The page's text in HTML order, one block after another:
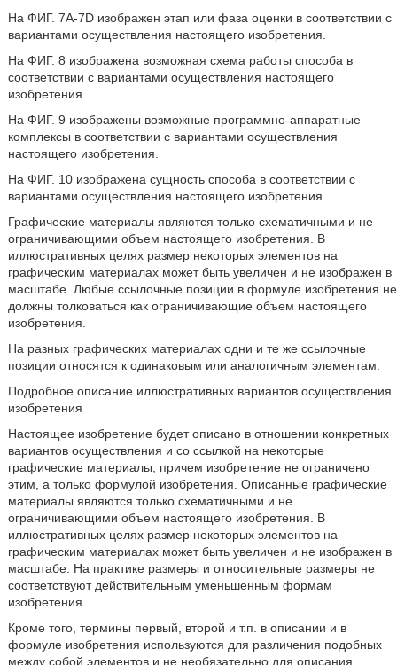
На ФИГ. 7A-7D изображен этап или фаза оценки в соответствии с
вариантами осуществления настоящего изобретения.
На ФИГ. 8 изображена возможная схема работы способа в
соответствии с вариантами осуществления настоящего
изобретения.
На ФИГ. 9 изображены возможные программно-аппаратные
комплексы в соответствии с вариантами осуществления
настоящего изобретения.
На ФИГ. 10 изображена сущность способа в соответствии с
вариантами осуществления настоящего изобретения.
Графические материалы являются только схематичными и не
ограничивающими объем настоящего изобретения. В
иллюстративных целях размер некоторых элементов на
графическим материалах может быть увеличен и не изображен в
масштабе. Любые ссылочные позиции в формуле изобретения не
должны толковаться как ограничивающие объем настоящего
изобретения.
На разных графических материалах одни и те же ссылочные
позиции относятся к одинаковым или аналогичным элементам.
Подробное описание иллюстративных вариантов осуществления
изобретения
Настоящее изобретение будет описано в отношении конкретных
вариантов осуществления и со ссылкой на некоторые
графические материалы, причем изобретение не ограничено
этим, а только формулой изобретения. Описанные графические
материалы являются только схематичными и не
ограничивающими объем настоящего изобретения. В
иллюстративных целях размер некоторых элементов на
графическим материалах может быть увеличен и не изображен в
масштабе. На практике размеры и относительные размеры не
соответствуют действительным уменьшенным формам
изобретения.
Кроме того, термины первый, второй и т.п. в описании и в
формуле изобретения используются для различения подобных
между собой элементов и не необязательно для описания